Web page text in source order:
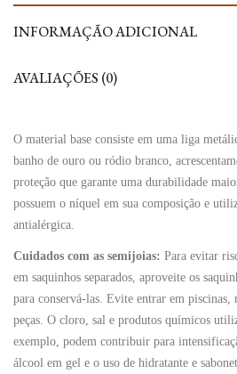
INFORMAÇÃO ADICIONAL
AVALIAÇÕES (0)
O material base consiste em uma liga
banho de ouro ou ródio branco,
proteção que garante uma durabilidade
possuem o níquel em sua composição e
antialérgica.
Cuidados com as semijoias: Para evitar
em saquinhos separados, aproveite os
para conservá-las. Evite entrar em piscinas,
peças. O cloro, sal e produtos químicos
exemplo, podem contribuir para
álcool em gel e o uso de hidratante e